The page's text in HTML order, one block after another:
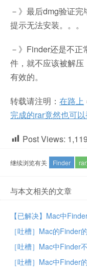
－》最后dmg验证
提示无法安装。。。
－》Finder还是不
件，就不应该被解
有效的。
转载请注明： 在路上
完成的rar竟然也可
Post Views: 1,119
继续浏览有关 Finder
与本文相关的文章
【已解决】Mac中
［吐槽］Mac中Finder